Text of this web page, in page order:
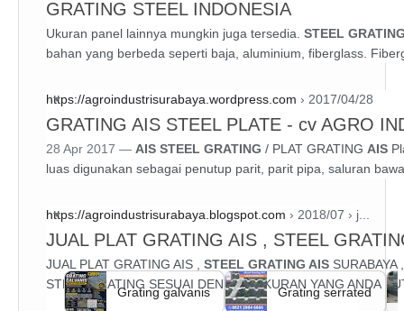
GRATING STEEL INDONESIA
Ukuran panel lainnya mungkin juga tersedia. STEEL
bahan yang berbeda seperti baja, aluminium, fiberglass.
GRATING AIS STEEL PLATE - cv AGRO
https://agroindustrisurabaya.wordpress.com › 2017/04/28
28 Apr 2017 — AIS STEEL GRATING / PLAT GRATING AIS
luas digunakan sebagai penutup parit, parit pipa, saluran
JUAL PLAT GRATING AIS , STEEL
https://agroindustrisurabaya.blogspot.com › 2018/07 › j...
JUAL PLAT GRATING AIS , STEEL GRATING AIS
STEEL GRATING SESUAI DENGAN UKURAN YANG ANDA
Grating galvanis Grating serrated